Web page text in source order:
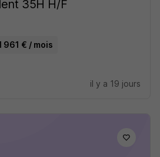
35H H/F
961 € / mois
il y a 19 jours